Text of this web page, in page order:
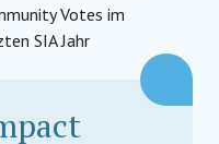
Votes im
SIA Jahr